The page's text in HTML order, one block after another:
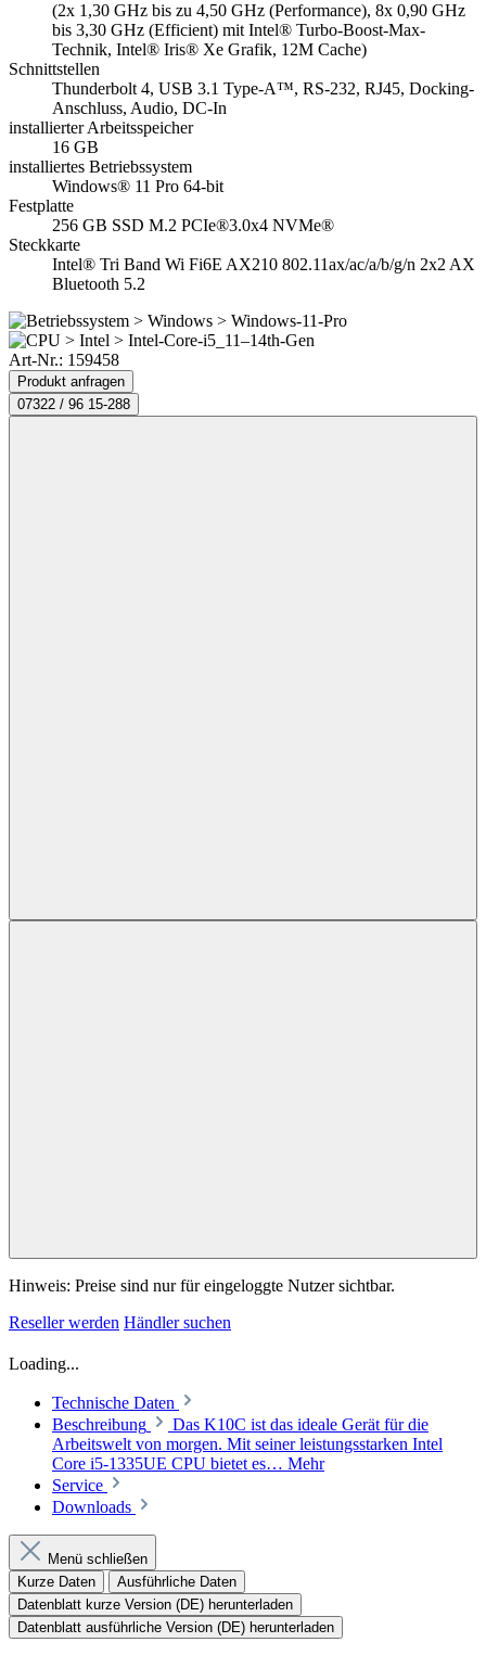
(2x 1,30 GHz bis zu 4,50 GHz (Performance), 8x 0,90 GHz
bis 3,30 GHz (Efficient) mit Intel® Turbo-Boost-Max-
Technik, Intel® Iris® Xe Grafik, 12M Cache)
Schnittstellen
Thunderbolt 4, USB 3.1 Type-A™, RS-232, RJ45, Docking-
Anschluss, Audio, DC-In
installierter Arbeitsspeicher
16 GB
installiertes Betriebssystem
Windows® 11 Pro 64-bit
Festplatte
256 GB SSD M.2 PCIe®3.0x4 NVMe®
Steckkarte
Intel® Tri Band Wi Fi6E AX210 802.11ax/ac/a/b/g/n 2x2 AX
Bluetooth 5.2
Art-Nr.: 159458
Produkt anfragen
07322 / 96 15-288
Hinweis: Preise sind nur für eingeloggte Nutzer sichtbar.
Reseller werden Händler suchen
Loading...
Technische Daten
Beschreibung
Das K10C ist das ideale Gerät für die
Arbeitswelt von morgen. Mit seiner leistungsstarken Intel
Core i5-1335UE CPU bietet es… Mehr
Service
Downloads
Menü schließen
Kurze Daten
Ausführliche Daten
Datenblatt kurze Version (DE) herunterladen
Datenblatt ausführliche Version (DE) herunterladen